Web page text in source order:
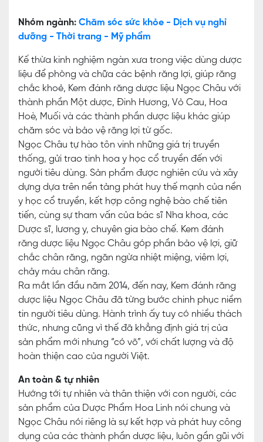
Nhóm ngành: Chăm sóc sức khỏe - Dịch vụ nghỉ
dưỡng - Thời trang - Mỹ phẩm
Kế thừa kinh nghiệm ngàn xưa trong việc dùng dược
liệu để phòng và chữa các bệnh răng lợi, giúp răng
chắc khoẻ, Kem đánh răng dược liệu Ngọc Châu với
thành phần Một dược, Đinh Hương, Vỏ Cau, Hoa
Hoè, Muối và các thành phần dược liệu khác giúp
chăm sóc và bảo vệ răng lợi từ gốc.
Ngọc Châu tự hào tôn vinh những giá trị truyền
thống, gửi trao tinh hoa y học cổ truyền đến với
người tiêu dùng. Sản phẩm được nghiên cứu và xây
dựng dựa trên nền tảng phát huy thế mạnh của nền
y học cổ truyền, kết hợp công nghệ bào chế tiên
tiến, cùng sự tham vấn của bác sĩ Nha khoa, các
Dược sĩ, lương y, chuyên gia bào chế. Kem đánh
răng dược liệu Ngọc Châu góp phần bảo vệ lợi, giữ
chắc chân răng, ngăn ngừa nhiệt miệng, viêm lợi,
chảy máu chân răng.
Ra mắt lần đầu năm 2014, đến nay, Kem đánh răng
dược liệu Ngọc Châu đã từng bước chinh phục niềm
tin người tiêu dùng. Hành trình ấy tuy có nhiều thách
thức, nhưng cũng vì thế đã khẳng định giá trị của
sản phẩm mới nhưng “có võ”, với chất lượng và độ
hoàn thiện cao của người Việt.
An toàn & tự nhiên
Hướng tới tự nhiên và thân thiện với con người, các
sản phẩm của Dược Phẩm Hoa Linh nói chung và
Ngọc Châu nói riêng là sự kết hợp và phát huy công
dụng của các thành phần dược liệu, luôn gần gũi với